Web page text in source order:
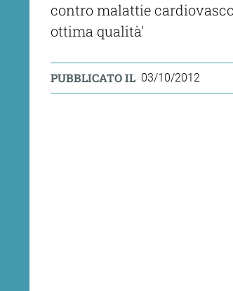
contro malattie
ottima qualità'
PUBBLICATO IL 03/10/2012